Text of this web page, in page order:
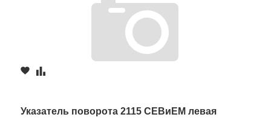
Указатель поворота 2115 СЕВиЕМ левая